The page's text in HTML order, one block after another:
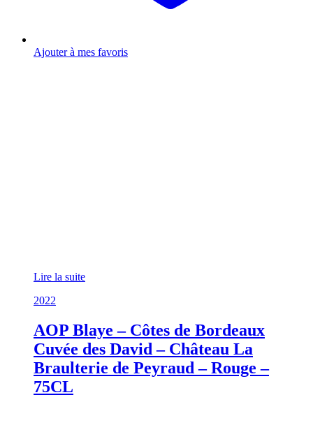
Ajouter à mes favoris
Lire la suite
2022
AOP Blaye – Côtes de Bordeaux
Cuvée des David – Château La
Braulterie de Peyraud – Rouge –
75CL